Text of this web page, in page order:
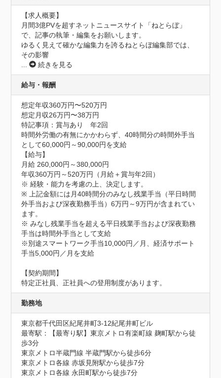
【求人概要】
月間3億PVを超すネットニュースサイト「ねとらぼ」
で、記事の執筆・編集をお願いします。
ゆるく見えて確かな編集力を誇るねとらぼ編集部では、
その影響
...
続きを見る
給与・報酬
想定年収360万円〜520万円
想定月収26万円〜38万円
特記事項：賞与あり　年2回
時間外労働の有無にかかわらず、40時間分の時間外手当
として60,000円～90,000円を支給
【給与】
月給 260,000円～380,000円
年収360万円～520万円（月給＋賞与年2回）
※ 経験・能力を考慮の上、決定します。
※ 上記金額には月40時間分のみなし残業手当（平日時間
外手当および深夜勤務手当）6万円～9万円が含まれてい
ます。
※ みなし残業手当を超える平日残業手当および深夜勤務
手当は時間外手当として支給
※別途スマートワーク手当10,000円／月、経済サポート
手当5,000円／月を支給
【契約期間】
特定正社員、正社員への登用制度があります。
勤務地
東京都千代田区紀尾井町3-12紀尾井町ビル
最寄駅：【最寄り駅】東京メトロ有楽町線 麹町駅から徒
歩3分
東京メトロ半蔵門線 半蔵門駅から徒歩6分
東京メトロ各線 赤坂見附駅から徒歩7分
東京メトロ各線 永田町駅から徒歩7分